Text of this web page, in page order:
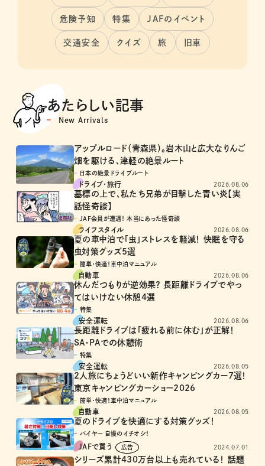
危険予知 特集 JAFのイベント
交通安全 クイズ 旅 旧車
あたらしい記事
New Arrivals
アップルロード（青森県）。岩木山と広大なりんご
畑を駆ける、津軽の絶景ルート
日本の絶景ドライブルート
ドライブ･旅行 2026.08.06
墓標の上で、私たち兄弟が目撃した青い炎【実
話怪奇談】
JAF会員が遭遇！ 本当にあった怪奇談
ライフスタイル 2026.08.06
夏の車中泊で「虫」ストレスを軽減！ 快眠を守る
虫対策グッズ5選
簡単・快適！車中泊マニュアル
自動車 2026.08.06
休んだつもりが逆効果？ 長距離ドライブでやっ
てはいけない休憩4選
特集
安全運転 2026.08.06
長距離ドライブは「疲れる前に休む」が正解！
SA・PAでの休憩術
特集
安全運転 2026.08.05
2人旅にちょうどいい新作キャンピングカー7選！
東京キャンピングカーショー2026
簡単・快適！車中泊マニュアル
自動車 2026.08.05
夏のドライブを快適にする対策グッズ！
バイヤー 自慢のイチオシ！
JAFで買う 2024.07.01
シリーズ累計430万台以上も売れている！ 話題